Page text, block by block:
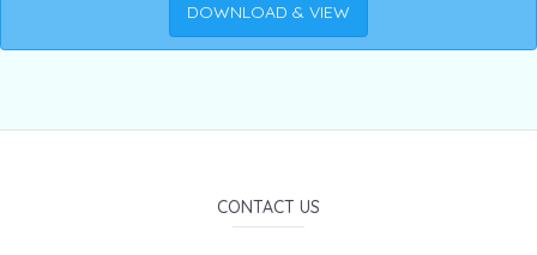
DOWNLOAD & VIEW
CONTACT US